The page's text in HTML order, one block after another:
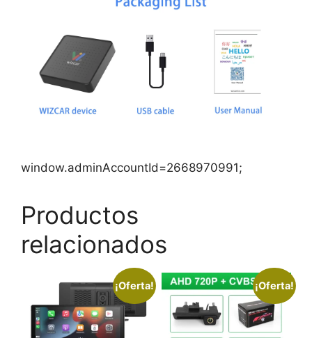
window.adminAccountId=2668970991;
Productos
relacionados
¡Oferta! ¡Oferta!